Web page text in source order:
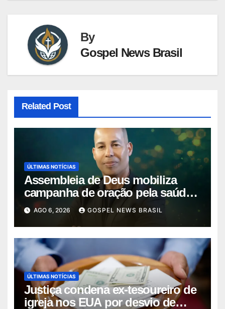
By
Gospel News Brasil
Related Post
ÚLTIMAS NOTÍCIAS
Assembleia de Deus mobiliza
campanha de oração pela saúde
do pas…
AGO 6, 2026 GOSPEL NEWS BRASIL
ÚLTIMAS NOTÍCIAS
Justiça condena ex-tesoureiro de
igreja nos EUA por desvio de